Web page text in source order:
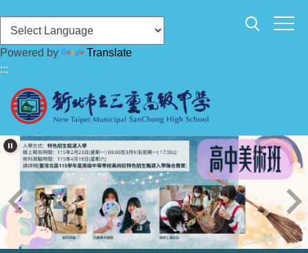
到
主
要
內
容
區
Powered by
Translate
:::